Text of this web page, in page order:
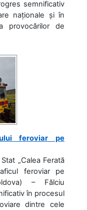
semnificativ
naționale și în
provocărilor de
feroviar pe
„Calea Ferată
feroviar pe
– Fălciu
în procesul
dintre cele